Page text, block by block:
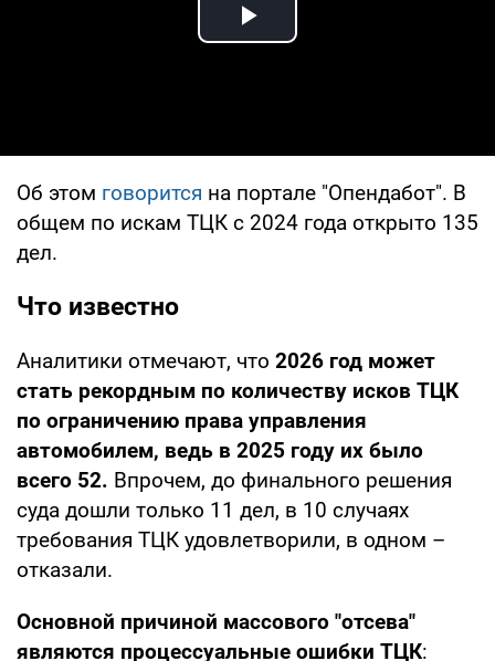
Play Video
Об этом говорится на портале "Опендабот". В
общем по искам ТЦК с 2024 года открыто 135
дел.
Что известно
Аналитики отмечают, что 2026 год может
стать рекордным по количеству исков ТЦК
по ограничению права управления
автомобилем, ведь в 2025 году их было
всего 52. Впрочем, до финального решения
суда дошли только 11 дел, в 10 случаях
требования ТЦК удовлетворили, в одном –
отказали.
Основной причиной массового "отсева"
являются процессуальные ошибки ТЦК: